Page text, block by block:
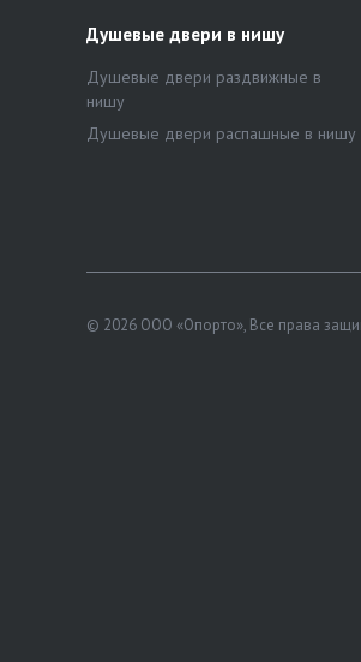
Душевые двери в нишу
Душевые двери раздвижные в
нишу
Душевые двери распашные в нишу
© 2026 ООО «Опорто», Все права